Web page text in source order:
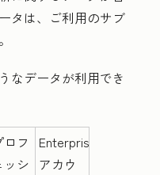
タは、ご利用のサブ
なデータが利用でき
フ
ッシ
Enterprise
アカウ